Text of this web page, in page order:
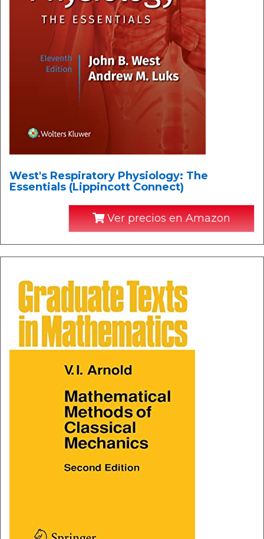
West's Respiratory Physiology: The
Essentials (Lippincott Connect)
Ver precios en Amazon